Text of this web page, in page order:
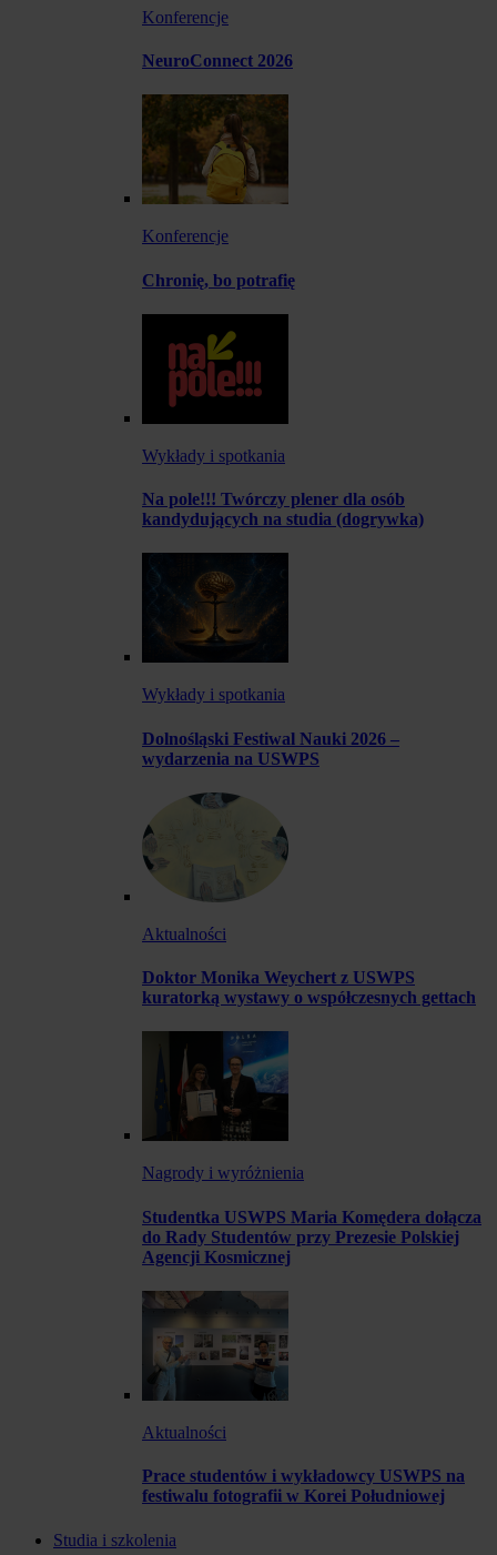
Konferencje
NeuroConnect 2026
Konferencje
Chronię, bo potrafię
Wykłady i spotkania
Na pole!!! Twórczy plener dla osób
kandydujących na studia (dogrywka)
Wykłady i spotkania
Dolnośląski Festiwal Nauki 2026 –
wydarzenia na USWPS
Aktualności
Doktor Monika Weychert z USWPS
kuratorką wystawy o współczesnych gettach
Nagrody i wyróżnienia
Studentka USWPS Maria Komędera dołącza
do Rady Studentów przy Prezesie Polskiej
Agencji Kosmicznej
Aktualności
Prace studentów i wykładowcy USWPS na
festiwalu fotografii w Korei Południowej
Studia i szkolenia